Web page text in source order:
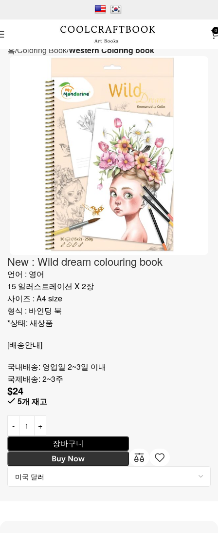
0
홈 Coloring Book Western Coloring book
New : Wild dream colouring book
언어 : 영어
15 일러스트레이션 X 2장
사이즈 : A4 size
형식 : 바인딩 북
*상태: 새상품
[배송안내]
국내배송: 영업일 2~3일 이내
국제배송: 2~3주
$24
5개 재고
장바구니
Buy Now